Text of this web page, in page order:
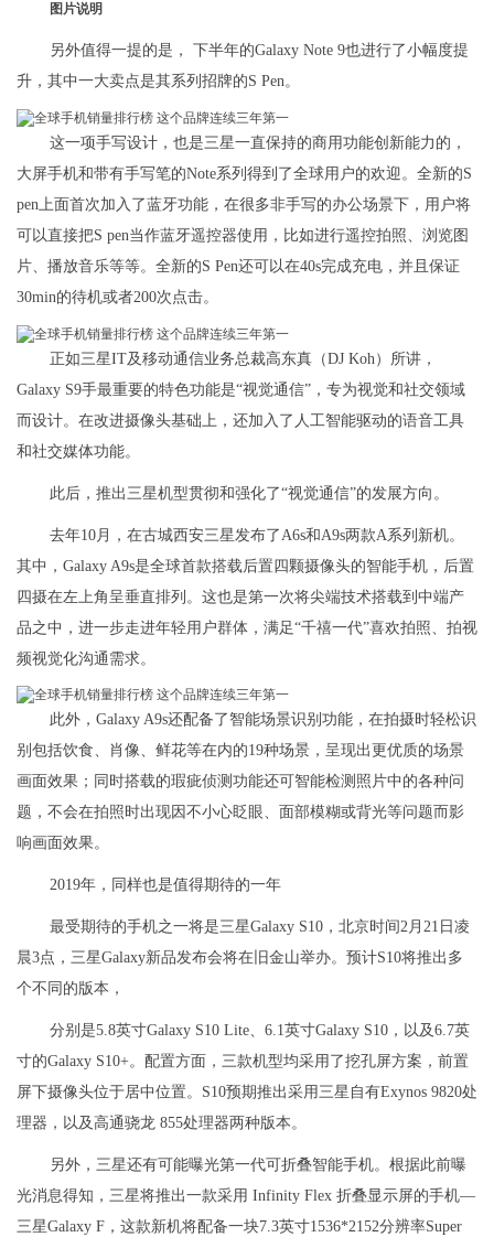
图片说明
另外值得一提的是， 下半年的Galaxy Note 9也进行了小幅度提
升，其中一大卖点是其系列招牌的S Pen。
这一项手写设计，也是三星一直保持的商用功能创新能力的，
大屏手机和带有手写笔的Note系列得到了全球用户的欢迎。全新的S
pen上面首次加入了蓝牙功能，在很多非手写的办公场景下，用户将
可以直接把S pen当作蓝牙遥控器使用，比如进行遥控拍照、浏览图
片、播放音乐等等。全新的S Pen还可以在40s完成充电，并且保证
30min的待机或者200次点击。
正如三星IT及移动通信业务总裁高东真（DJ Koh）所讲，
Galaxy S9手最重要的特色功能是“视觉通信”，专为视觉和社交领域
而设计。在改进摄像头基础上，还加入了人工智能驱动的语音工具
和社交媒体功能。
此后，推出三星机型贯彻和强化了“视觉通信”的发展方向。
去年10月，在古城西安三星发布了A6s和A9s两款A系列新机。
其中，Galaxy A9s是全球首款搭载后置四颗摄像头的智能手机，后置
四摄在左上角呈垂直排列。这也是第一次将尖端技术搭载到中端产
品之中，进一步走进年轻用户群体，满足“千禧一代”喜欢拍照、拍视
频视觉化沟通需求。
此外，Galaxy A9s还配备了智能场景识别功能，在拍摄时轻松识
别包括饮食、肖像、鲜花等在内的19种场景，呈现出更优质的场景
画面效果；同时搭载的瑕疵侦测功能还可智能检测照片中的各种问
题，不会在拍照时出现因不小心眨眼、面部模糊或背光等问题而影
响画面效果。
2019年，同样也是值得期待的一年
最受期待的手机之一将是三星Galaxy S10，北京时间2月21日凌
晨3点，三星Galaxy新品发布会将在旧金山举办。预计S10将推出多
个不同的版本，
分别是5.8英寸Galaxy S10 Lite、6.1英寸Galaxy S10，以及6.7英
寸的Galaxy S10+。配置方面，三款机型均采用了挖孔屏方案，前置
屏下摄像头位于居中位置。S10预期推出采用三星自有Exynos 9820处
理器，以及高通骁龙 855处理器两种版本。
另外，三星还有可能曝光第一代可折叠智能手机。根据此前曝
光消息得知，三星将推出一款采用 Infinity Flex 折叠显示屏的手机—
三星Galaxy F，这款新机将配备一块7.3英寸1536*2152分辨率Super